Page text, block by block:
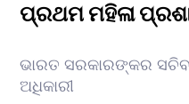
ପ୍ରଥମ ମହିଳା
ଭାରତ ସରକାରଙ୍କର ସଚିବ
ଅଧିକାରୀ